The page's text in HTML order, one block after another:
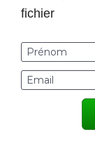
fichier
Prénom
Email